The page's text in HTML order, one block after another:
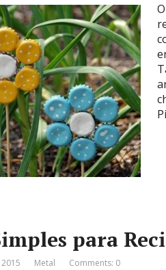
para
Metal Comments: 0